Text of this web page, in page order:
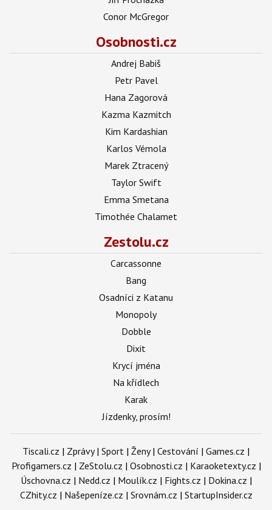
Conor McGregor
Osobnosti.cz
Andrej Babiš
Petr Pavel
Hana Zagorová
Kazma Kazmitch
Kim Kardashian
Karlos Vémola
Marek Ztracený
Taylor Swift
Emma Smetana
Timothée Chalamet
Zestolu.cz
Carcassonne
Bang
Osadníci z Katanu
Monopoly
Dobble
Dixit
Krycí jména
Na křídlech
Karak
Jízdenky, prosím!
Tiscali.cz | Zprávy| Sport | Ženy| Cestování | Games.cz |
Profigamers.cz | ZeStolu.cz | Osobnosti.cz | Karaoketexty.cz |
Úschovna.cz | Nedd.cz | Moulík.cz | Fights.cz | Dokina.cz |
CZhity.cz | Našepeníze.cz | Srovnám.cz | StartupInsider.cz